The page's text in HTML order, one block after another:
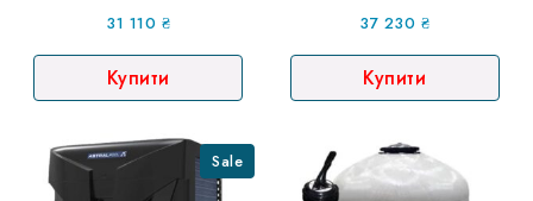
31 110 ₴
Купити
37 230 ₴
Купити
Sale